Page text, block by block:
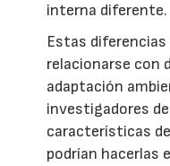
interna diferente.
Estas
relacionarse con
adaptación
investigadores
características
podrían hacerlas